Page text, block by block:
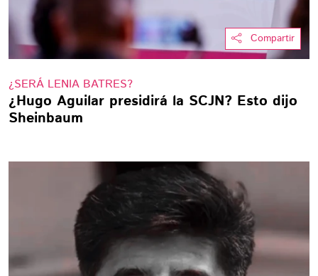
Compartir
¿SERÁ LENIA BATRES?
¿Hugo Aguilar presidirá la SCJN? Esto dijo
Sheinbaum